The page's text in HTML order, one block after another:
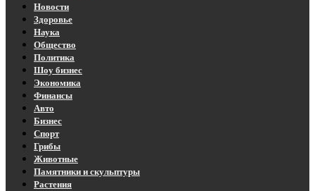
Новости
Здоровье
Наука
Общество
Политика
Шоу бизнес
Экономика
Финансы
Авто
Бизнес
Спорт
Грибы
Животные
Памятники и скульптуры
Растения